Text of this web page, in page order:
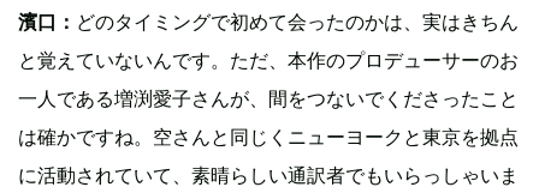
濱口： どのタイミングで初めて会ったのかは、実はきちん
と覚えていないんです。ただ、本作のプロデューサーのお
一人である増渕愛子さんが、間をつないでくださったこと
は確かですね。空さんと同じくニューヨークと東京を拠点
に活動されていて、素晴らしい通訳者でもいらっしゃいま